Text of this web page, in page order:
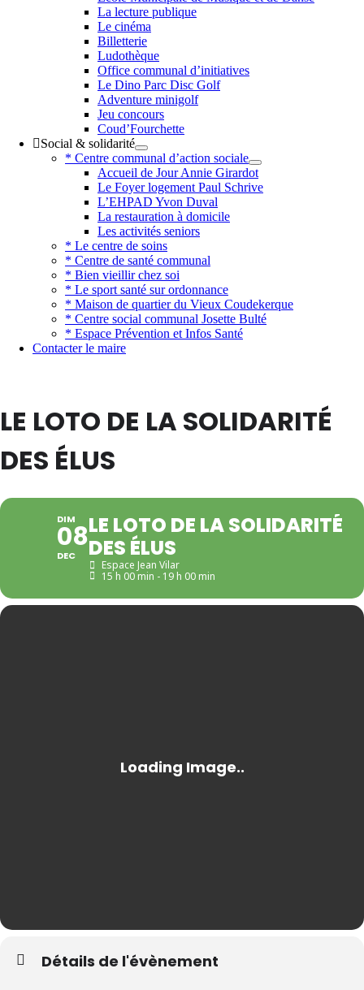
La lecture publique
Le cinéma
Billetterie
Ludothèque
Office communal d’initiatives
Le Dino Parc Disc Golf
Adventure minigolf
Jeu concours
Coud’Fourchette
Social & solidarité
* Centre communal d’action sociale
Accueil de Jour Annie Girardot
Le Foyer logement Paul Schrive
L’EHPAD Yvon Duval
La restauration à domicile
Les activités seniors
* Le centre de soins
* Centre de santé communal
* Bien vieillir chez soi
* Le sport santé sur ordonnance
* Maison de quartier du Vieux Coudekerque
* Centre social communal Josette Bulté
* Espace Prévention et Infos Santé
Contacter le maire
LE LOTO DE LA SOLIDARITÉ
DES ÉLUS
DIM
08
DEC
LE LOTO DE LA SOLIDARITÉ
DES ÉLUS
Espace Jean Vilar
15 h 00 min - 19 h 00 min
Détails de l'évènement